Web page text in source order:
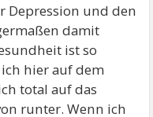
Depression und den
damit
ist so
hier auf dem
total auf das
runter. Wenn ich